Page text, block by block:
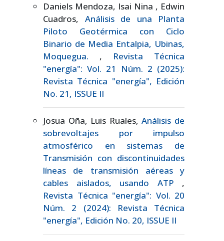
Daniels Mendoza, Isai Nina , Edwin
Cuadros, Análisis de una Planta
Piloto Geotérmica con Ciclo
Binario de Media Entalpia, Ubinas,
Moquegua. , Revista Técnica
"energía": Vol. 21 Núm. 2 (2025):
Revista Técnica "energía", Edición
No. 21, ISSUE II
Josua Oña, Luis Ruales,Análisis de
sobrevoltajes por impulso
atmosférico en sistemas de
Transmisión con discontinuidades
líneas de transmisión aéreas y
cables aislados, usando ATP ,
Revista Técnica "energía": Vol. 20
Núm. 2 (2024): Revista Técnica
"energía", Edición No. 20, ISSUE II